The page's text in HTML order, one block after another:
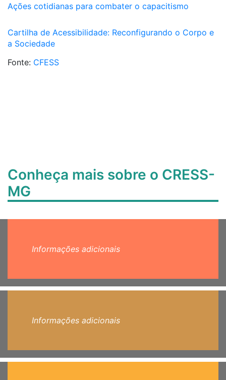
Ações cotidianas para combater o capacitismo
Cartilha de Acessibilidade: Reconfigurando o Corpo e
a Sociedade
Fonte: CFESS
Conheça mais sobre o CRESS-
MG
Informações adicionais
Informações adicionais